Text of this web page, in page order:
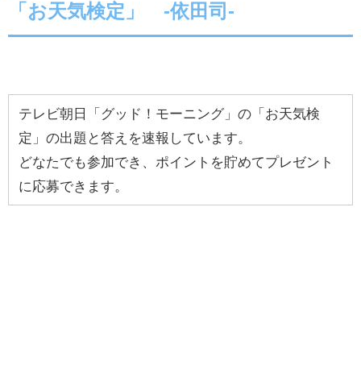
「お天気検定」 -依田司-
テレビ朝日「グッド！モーニング」の「お天気検
定」の出題と答えを速報しています。
どなたでも参加でき、ポイントを貯めてプレゼント
に応募できます。